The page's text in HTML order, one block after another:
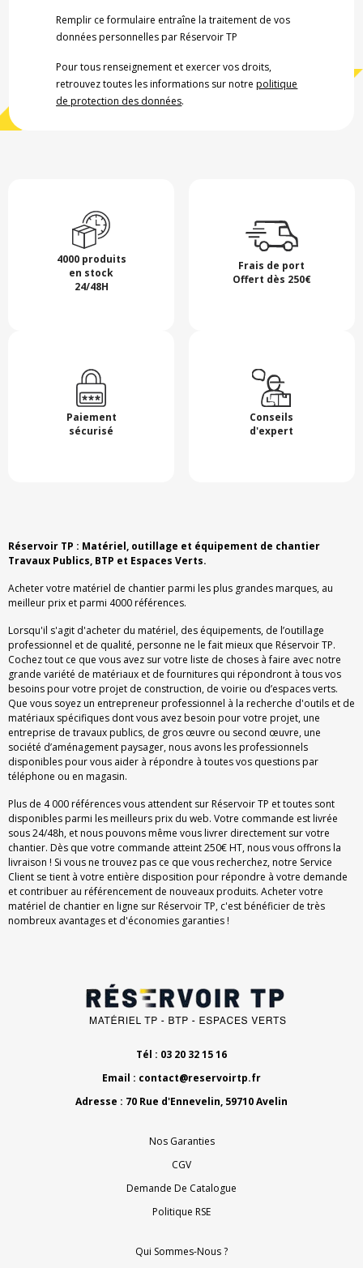
Remplir ce formulaire entraîne la traitement de vos
données personnelles par Réservoir TP
Pour tous renseignement et exercer vos droits,
retrouvez toutes les informations sur notrepolitique
de protection des données.
4000 produits
en stock
24/48H
Frais de port
Offert dès 250€
Paiement
sécurisé
Conseils
d'expert
Réservoir TP : Matériel, outillage et équipement de chantier
Travaux Publics, BTP et Espaces Verts.
Acheter votre matériel de chantier parmi les plus grandes marques, au
meilleur prix et parmi 4000 références.
Lorsqu'il s'agit d'acheter du matériel, des équipements, de l’outillage
professionnel et de qualité, personne ne le fait mieux que Réservoir TP.
Cochez tout ce que vous avez sur votre liste de choses à faire avec notre
grande variété de matériaux et de fournitures qui répondront à tous vos
besoins pour votre projet de construction, de voirie ou d’espaces verts.
Que vous soyez un entrepreneur professionnel à la recherche d'outils et de
matériaux spécifiques dont vous avez besoin pour votre projet, une
entreprise de travaux publics, de gros œuvre ou second œuvre, une
société d’aménagement paysager, nous avons les professionnels
disponibles pour vous aider à répondre à toutes vos questions par
téléphone ou en magasin.
Plus de 4 000 références vous attendent sur Réservoir TP et toutes sont
disponibles parmi les meilleurs prix du web. Votre commande est livrée
sous 24/48h, et nous pouvons même vous livrer directement sur votre
chantier. Dès que votre commande atteint 250€ HT, nous vous offrons la
livraison ! Si vous ne trouvez pas ce que vous recherchez, notre Service
Client se tient à votre entière disposition pour répondre à votre demande
et contribuer au référencement de nouveaux produits. Acheter votre
matériel de chantier en ligne sur Réservoir TP, c'est bénéficier de très
nombreux avantages et d'économies garanties !
Tél : 03 20 32 15 16
Email : contact@reservoirtp.fr
Adresse : 70 Rue d'Ennevelin, 59710 Avelin
Nos Garanties
CGV
Demande De Catalogue
Politique RSE
Qui Sommes-Nous ?